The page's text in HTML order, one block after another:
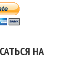
НА